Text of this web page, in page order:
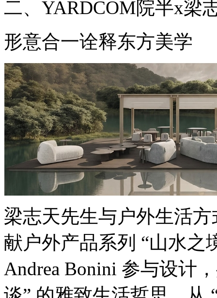
二、YARDCOM院半x梁
形意合一诠释东方美学
梁志天先生与户外生活
献户外产品系列 “山水之
Andrea Bonini 参与设计